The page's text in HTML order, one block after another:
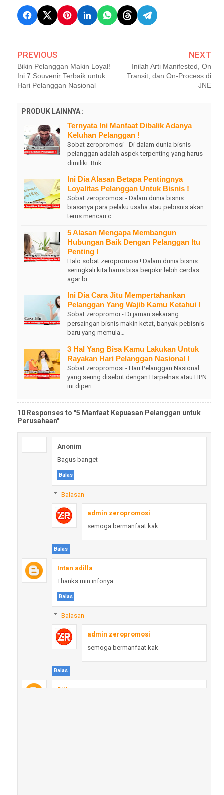
PREVIOUS
Bikin Pelanggan Makin Loyal!
Ini 7 Souvenir Terbaik untuk
Hari Pelanggan Nasional
NEXT
Inilah Arti Manifested, On
Transit, dan On-Process di
JNE
PRODUK LAINNYA :
Ternyata Ini Manfaat Dibalik Adanya
Keluhan Pelanggan !
Sobat zeropromosi - Di dalam dunia bisnis
pelanggan adalah aspek terpenting yang harus
dimiliki. Buk…
Ini Dia Alasan Betapa Pentingnya
Loyalitas Pelanggan Untuk Bisnis !
Sobat zeropromosi - Dalam dunia bisnis
biasanya para pelaku usaha atau pebisnis akan
terus mencari c…
5 Alasan Mengapa Membangun
Hubungan Baik Dengan Pelanggan Itu
Penting !
Halo sobat zeropromosi ! Dalam dunia bisnis
seringkali kita harus bisa berpikir lebih cerdas
agar bi…
Ini Dia Cara Jitu Mempertahankan
Pelanggan Yang Wajib Kamu Ketahui !
Sobat zeropromoi - Di jaman sekarang
persaingan bisnis makin ketat, banyak pebisnis
baru yang memula…
3 Hal Yang Bisa Kamu Lakukan Untuk
Rayakan Hari Pelanggan Nasional !
Sobat zeropromosi - Hari Pelanggan Nasional
yang sering disebut dengan Harpelnas atau HPN
ini diperi…
10 Responses to "5 Manfaat Kepuasan Pelanggan untuk
Perusahaan"
Anonim
Bagus banget
Balas
Balasan
admin zeropromosi
semoga bermanfaat kak
Balas
Intan adilla
Thanks min infonya
Balas
Balasan
admin zeropromosi
semoga bermanfaat kak
Balas
Ditha